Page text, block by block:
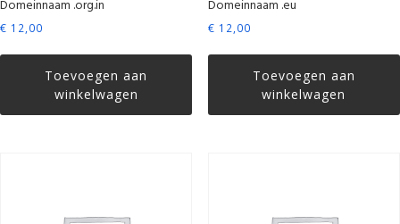
Domeinnaam .org.in
€ 12,00
Toevoegen aan
winkelwagen
Domeinnaam .eu
€ 12,00
Toevoegen aan
winkelwagen